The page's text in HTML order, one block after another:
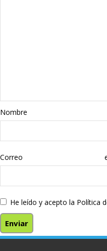
Stanley
libros
Correo
He leído y acepto la Política